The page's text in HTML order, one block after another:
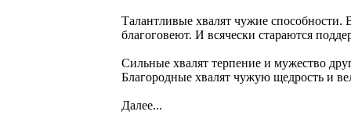
Талантливые хвалят чужие
благоговеют. И всячески стараются
Сильные хвалят терпение и мужество
Благородные хвалят чужую щедрость и
Далее...